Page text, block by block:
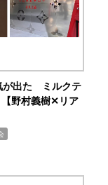
が出た ミルクテ
野村義樹✕リア